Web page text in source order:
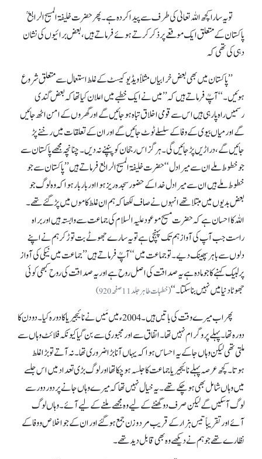
تو یہ سارا کچھ اللہ تعالیٰ کی طرف سے پیدا کردہ ہے۔ پھر حضرت خلیفۃ المسیح الرابعؒ
پاکستان کے متعلق ایک موقعے پر ذکر کرتے ہوئے فرماتے ہیں، بعض برائیوں کی نشان
دہی کی تھی کہ
’’پاکستان میں بھی بعض خرابیاں مثلاً ویڈیو کیسٹ کے غلط استعمال سے متعلق شروع
ہوئیں۔‘‘ آپؒ فرماتے ہیں کہ ’’میں نے ایک خطبے میں اعلان کیا تھا کہ بعض گندی
رسمیں راہ پا رہی ہیں اس سے قومی اخلاق تباہ ہو جائیں گے اور گھروں کے امن اٹھ جائیں
گے اور میاں بیوی کے وفا کے سلسلے ٹوٹ جائیں گے اور ان کے تعلقات میں رخنے پڑ
جائیں گے، دراڑیں پڑ جائیں گی۔ ہرگز اس رجحان کو پنپنے نہ دیں۔ چنانچہ مجھے پاکستان سے
جو خطوط ملے ان سے میرادل‘‘ حضرت خلیفۃ المسیح الرابع فرماتے ہیں ’’پاکستان سے جو
خطوط ملے ہیں ان سے میرا دل خدا کے حضور سجدہ ریز ہوا اور بار بار ہوا کہ وہ لوگ جو
بعض بدیوں میں مبتلا تھے انہوں نے صاف لکھا کہ ہم ان غلط کاموں میں پڑ گئے تھے۔
اللہ کا احسان ہے کہ حضرت مسیح موعود علیہ السلام کی جماعت سے وابستہ ہیں اور براہ
راست جب آپ کی آواز ہم تک پہنچی ہے تو یہ سارے جھوٹے بت توڑ کر ہم نے اپنے
دلوں سے باہر پھینک دیے۔ تو جماعت میں‘‘ آپؒ فرماتے ہیں ’’جماعت میں نیکی کی آواز
پر لبیک کہنے کا جو مادہ ہے یہ صداقت کی اصل روح ہے اور یہ صداقت کی روح کبھی کوئی
جھوٹا دنیا میں نہیں بنا سکتا۔‘‘(خطبات طاہر جلد11صفحہ920)
پھر اب میرے وقت کی باتیں ہیں۔ 2004ء میں مَیں نے نائیجیریا کا دورہ کیا۔ دو دن کا
دورہ تھا۔ پہلے پروگرام نہیں تھا۔ اتفاق سے اور مجبوری سے بن گیا کیونکہ فلائٹ وہاں سے
ملتی تھی لیکن وہاں جا کے یہ احساس ہوا کہ یہاں آنا بڑا ضروری تھا۔ نہ آتے تو بڑا غلط
ہوتا۔ کچھ عرصہ پہلے نائیجیریا جماعت کا جلسہ ہو چکا تھا اور لوگ بڑی تعداد میں اس جلسے
میں وہاں شامل بھی ہو چکے تھے۔ یہ خیال نہیں تھا کہ میرے وہاں جانے پر دور دور سے
لوگ آ سکیں گے لیکن صرف دو گھنٹے کے لیے وہ مجھے ملنے کے لیے آئے۔ وہاں لوگ
آئے اور تقریباً تیس ہزار کے قریب مرد و زن جمع ہو گئے اور ان کے جو اخلاص و وفا کے
نظارے تھے جو ہم نے دیکھے وہ بھی قابل دید تھے۔